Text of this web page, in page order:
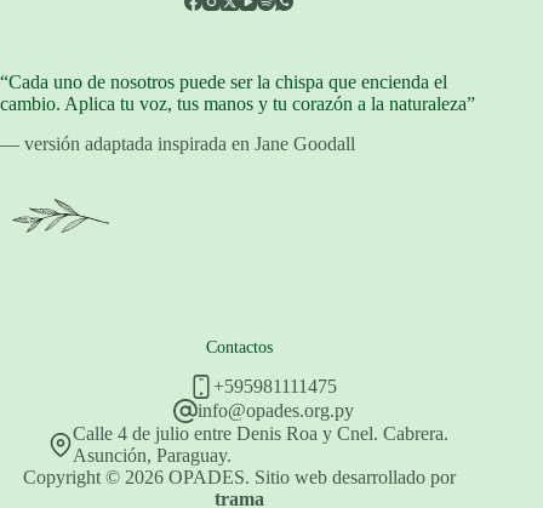
“Cada uno de nosotros puede ser la chispa que encienda el
cambio. Aplica tu voz, tus manos y tu corazón a la naturaleza”
— versión adaptada inspirada en Jane Goodall
Contactos
+595981111475
info@opades.org.py
Calle 4 de julio entre Denis Roa y Cnel. Cabrera.
Asunción, Paraguay.
Copyright © 2026 OPADES. Sitio web desarrollado por
trama